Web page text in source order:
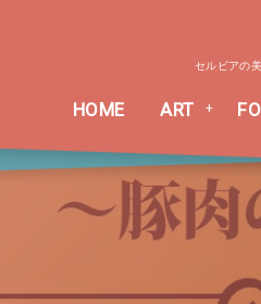
セルビアの
HOME ART